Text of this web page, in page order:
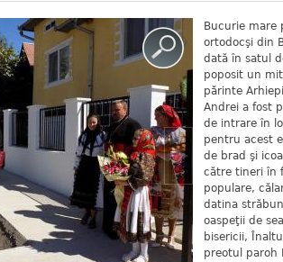
Bucurie mare
ortodocşi din
dată în satul
poposit un
părinte
Andrei a fost
de intrare în
pentru acest
de brad şi
către tineri în
populare,
datina
oaspeţii de
bisericii,
preotul paroh